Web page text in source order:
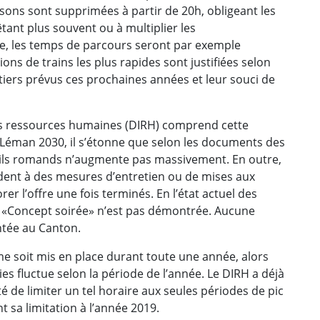
sont supprimées à partir de 20h, obligeant les
plus souvent ou à multiplier les
les temps de parcours seront par exemple
de trains les plus rapides sont justifiées selon
prévus ces prochaines années et leur souci de
humaines (DIRH) comprend cette
2030, il s’étonne que selon les documents des
romands n’augmente pas massivement. En outre,
à des mesures d’entretien ou de mises aux
l’offre une fois terminés. En l’état actuel des
soirée» n’est pas démontrée. Aucune
au Canton.
soit mis en place durant toute une année, alors
fluctue selon la période de l’année. Le DIRH a déjà
de limiter un tel horaire aux seules périodes de pic
sa limitation à l’année 2019.